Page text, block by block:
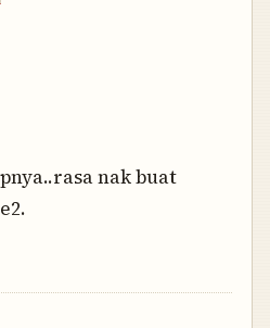
nak buat